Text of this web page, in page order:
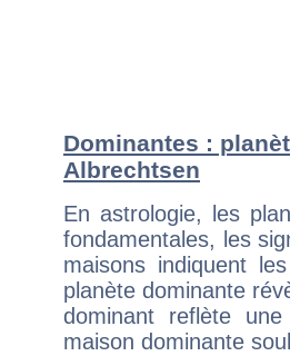
Dominantes :
Albrechtsen
En astrologie, les
fondamentales, les
maisons indiquent
planète dominante
dominant reflète
maison dominante